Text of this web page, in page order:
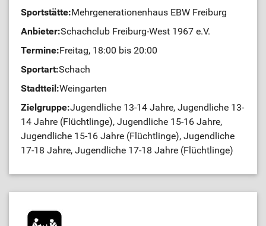
Sportstätte:Mehrgenerationenhaus EBW Freiburg
Anbieter:Schachclub Freiburg-West 1967 e.V.
Termine:Freitag, 18:00 bis 20:00
Sportart:Schach
Stadtteil:Weingarten
Zielgruppe:Jugendliche 13-14 Jahre, Jugendliche 13-
14 Jahre (Flüchtlinge), Jugendliche 15-16 Jahre,
Jugendliche 15-16 Jahre (Flüchtlinge), Jugendliche
17-18 Jahre, Jugendliche 17-18 Jahre (Flüchtlinge)